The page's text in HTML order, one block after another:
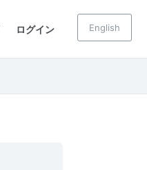
ログイン English